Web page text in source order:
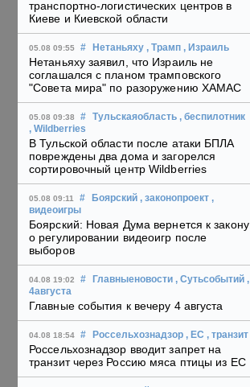
транспортно-логистических центров в
Киеве и Киевской области
05.08 09:55 # Нетаньяху , Трамп , Израиль
Нетаньяху заявил, что Израиль не
соглашался с планом трамповского
"Совета мира" по разоружению ХАМАС
05.08 09:38 # Тульскаяобласть , беспилотник
, Wildberries
В Тульской области после атаки БПЛА
повреждены два дома и загорелся
сортировочный центр Wildberries
05.08 09:11 # Боярский , законопроект ,
видеоигры
Боярский: Новая Дума вернется к закону
о регулировании видеоигр после
выборов
04.08 19:02 # Главныеновости , Сутьсобытий ,
4августа
Главные события к вечеру 4 августа
04.08 18:54 # Россельхознадзор , ЕС , транзит
Россельхознадзор вводит запрет на
транзит через Россию мяса птицы из ЕС